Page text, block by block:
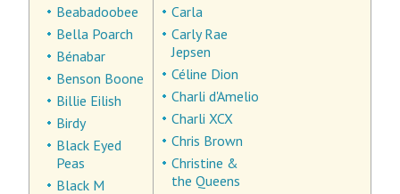
Beabadoobee
Bella Poarch
Bénabar
Benson Boone
Billie Eilish
Birdy
Black Eyed
Peas
Black M
Carla
Carly Rae
Jepsen
Céline Dion
Charli d'Amelio
Charli XCX
Chris Brown
Christine &
the Queens